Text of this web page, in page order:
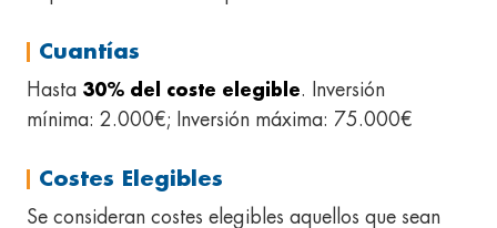
Cuantías
Hasta 30% del coste elegible. Inversión
mínima: 2.000€; Inversión máxima: 75.000€
Costes Elegibles
Se consideran costes elegibles aquellos que sean